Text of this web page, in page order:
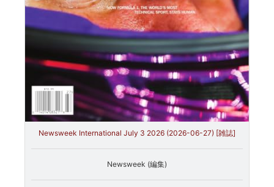
Newsweek International July 3 2026 (2026-06-27) [雑誌]
Newsweek (編集)